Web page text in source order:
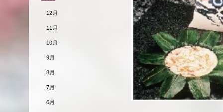
12月
11月
10月
9月
8月
7月
6月